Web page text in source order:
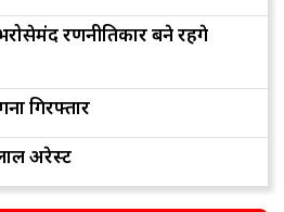
रणनीतिकार बने रहेंगे
गिरफ्तार
अरेस्ट